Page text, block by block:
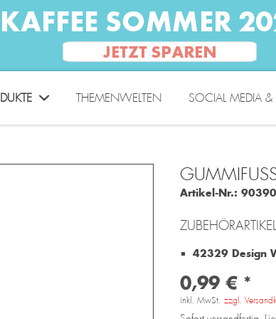
THEMENWELTEN SOCIAL MEDIA &
Artikel-Nr.: 90390
42329 Design
0,99 € *
inkl. MwSt. zzgl.